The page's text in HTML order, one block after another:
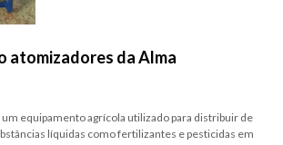
atomizadores da Alma
um equipamento agrícola utilizado para distribuir de
líquidas como fertilizantes e pesticidas em